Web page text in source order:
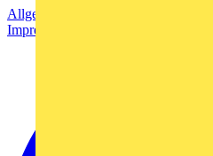
Allgemeine Geschäftsbedingungen
Impressum